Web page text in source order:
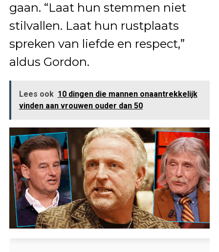
gaan. “Laat hun stemmen niet
stilvallen. Laat hun rustplaats
spreken van liefde en respect,”
aldus Gordon.
Lees ook 10 dingen die mannen onaantrekkelijk
vinden aan vrouwen ouder dan 50